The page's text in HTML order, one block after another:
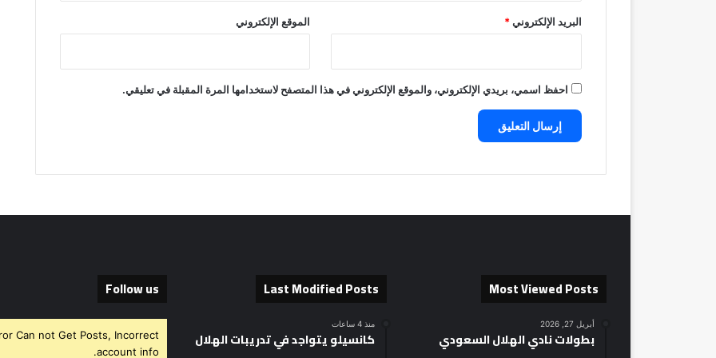
البريد الإلكتروني* الموقع الإلكتروني
احفظ اسمي، بريدي الإلكتروني، والموقع الإلكتروني في هذا المتصفح لاستخدامها المرة المقبلة في تعليقي.
Most Viewed Posts
أبريل 27, 2026
بطولات نادي الهلال السعودي
Last Modified Posts
منذ 4 ساعات
كانسيلو يتواجد في تدريبات الهلال
Follow us
Can not Get Posts, Incorrect
account info.